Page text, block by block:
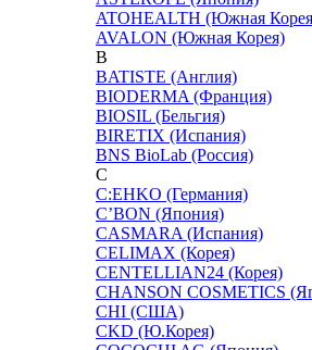
ATOHEALTH (Южная
AVALON (Южная Корея)
B
BATISTE (Англия)
BIODERMA (Франция)
BIOSIL (Бельгия)
BIRETIX (Испания)
BNS BioLab (Россия)
C
C:EHKO (Германия)
C’BON (Япония)
CASMARA (Испания)
CELIMAX (Корея)
CENTELLIAN24 (Корея)
CHANSON COSMETICS
CHI (США)
CKD (Ю.Корея)